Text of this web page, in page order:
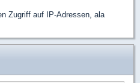
Zugriff auf IP-Adressen, ala